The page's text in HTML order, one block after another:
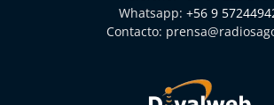
Whatsapp: +56 9
Contacto: